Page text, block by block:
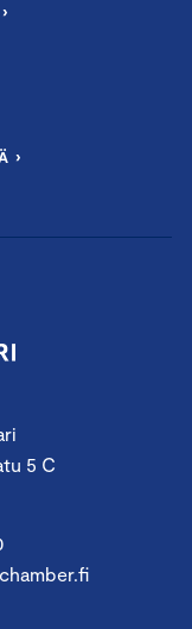
5 C
›